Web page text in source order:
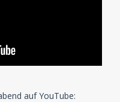
auf YouTube: